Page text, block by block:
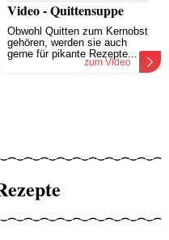
Video - Quittensuppe
Obwohl Quitten zum Kernobst
gehören, werden sie auch
gerne für pikante Rezepte...
zum Video